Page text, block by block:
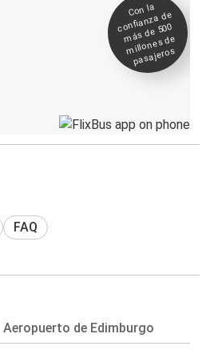
Con la
confianza de
más de 500
millones de
pasajeros
FAQ
Aeropuerto de Edimburgo